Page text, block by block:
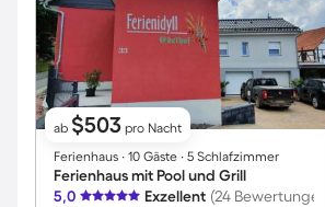
ab $503 pro Nacht
Ferienhaus ∙ 10 Gäste ∙ 5 Schlafzimmer
Ferienhaus mit Pool und Grill
5,0
Exzellent (24 Bewertungen)